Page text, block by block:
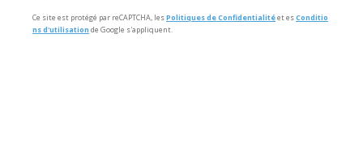
Ce site est protégé par reCAPTCHA, lesPolitiques de Confidentialitéet esConditio
ns d'utilisation de Google s'appliquent.